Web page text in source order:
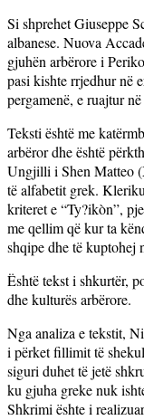
Si shprehet Giuseppe
albanese. Nuova
gjuhën arbërore i
pasi kishte rrjedhur në
pergamenë, e ruajtur
Teksti është me
arbëror dhe është
Ungjilli i Shen Matteo
të alfabetit grek. Kleriku
kriteret e “Ty?ikòn”,
me qellim që kur ta
shqipe dhe të kuptohej
Është tekst i shkurtër,
dhe kulturës arbërore.
Nga analiza e tekstit,
i përket fillimit të
siguri duhet të jetë
ku gjuha greke nuk
Shkrimi ështe i